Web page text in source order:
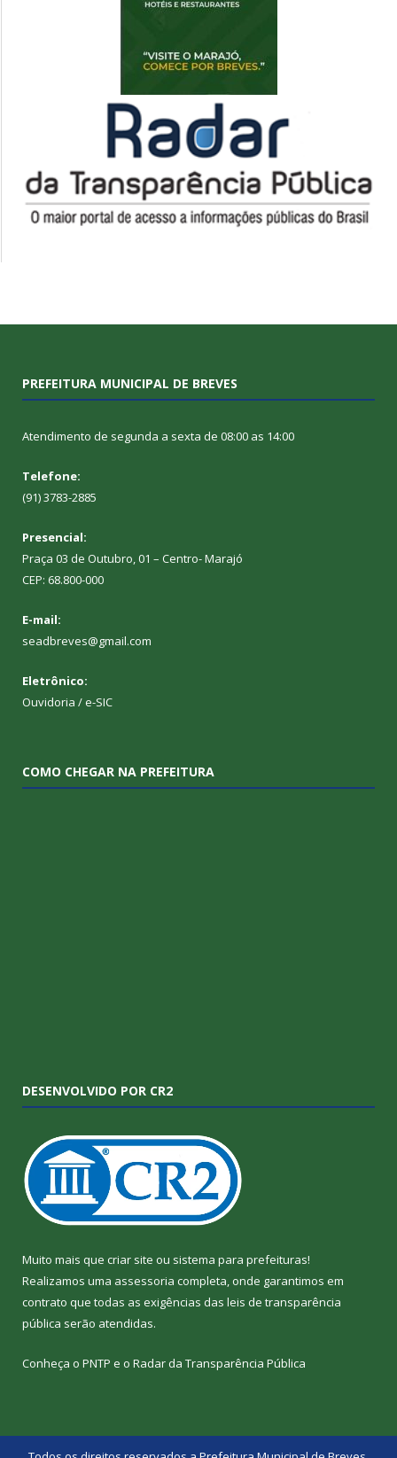
PREFEITURA MUNICIPAL DE BREVES
Atendimento de segunda a sexta de 08:00 as 14:00
Telefone:
(91) 3783-2885
Presencial:
Praça 03 de Outubro, 01 – Centro- Marajó
CEP: 68.800-000
E-mail:
seadbreves@gmail.com
Eletrônico:
Ouvidoria /e-SIC
COMO CHEGAR NA PREFEITURA
DESENVOLVIDO POR CR2
Muito mais que criar site ou sistema para prefeituras!
Realizamos uma assessoria completa, onde garantimos em
contrato que todas as exigências das leis de transparência
pública serão atendidas.
Conheça o PNTP e o Radar da Transparência Pública